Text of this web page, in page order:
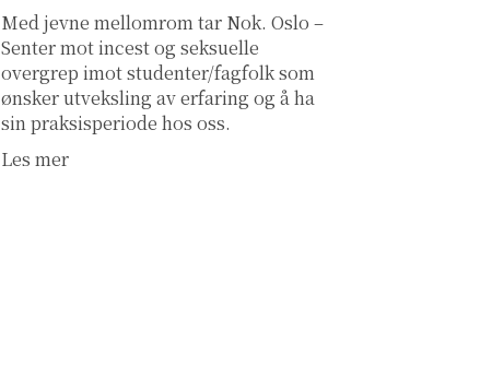
Med jevne mellomrom tar Nok. Oslo –
Senter mot incest og seksuelle
overgrep imot studenter/fagfolk som
ønsker utveksling av erfaring og å ha
sin praksisperiode hos oss.
Les mer